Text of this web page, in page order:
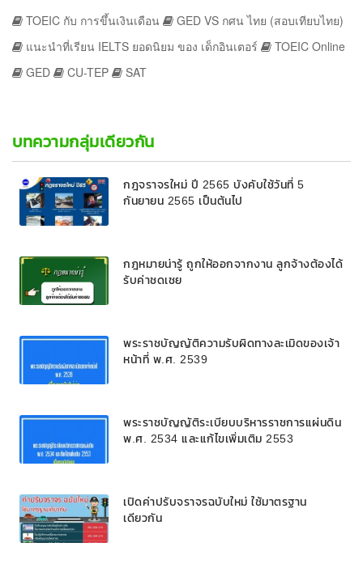
TOEIC กับ การขึ้นเงินเดือน
GED VS กศน ไทย (สอบเทียบไทย)
แนะนำที่เรียน IELTS ยอดนิยม ของ เด็กอินเตอร์
TOEIC Online
GED
CU-TEP SAT
บทความกลุ่มเดียวกัน
กฎจราจรใหม่ ปี 2565 บังคับใช้วันที่ 5
กันยายน 2565 เป็นต้นไป
กฎหมายน่ารู้ ถูกให้ออกจากงาน ลูกจ้างต้องได้
รับค่าชดเชย
พระราชบัญญัติความรับผิดทางละเมิดของเจ้า
หน้าที่ พ.ศ. 2539
พระราชบัญญัติระเบียบบริหารราชการแผ่นดิน
พ.ศ. 2534 และแก้ไขเพิ่มเติม 2553
เปิดค่าปรับจราจรฉบับใหม่ ใช้มาตรฐาน
เดียวกัน